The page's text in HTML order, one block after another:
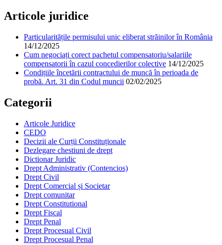
Articole juridice
Particularitățile permisului unic eliberat străinilor în România
14/12/2025
Cum negociați corect pachetul compensatoriu/salariile
compensatorii în cazul concedierilor colective 14/12/2025
Condițiile încetării contractului de muncă în perioada de
probă. Art. 31 din Codul muncii 02/02/2025
Categorii
Articole Juridice
CEDO
Decizii ale Curții Constituționale
Dezlegare chestiuni de drept
Dictionar Juridic
Drept Administrativ (Contencios)
Drept Civil
Drept Comercial și Societar
Drept comunitar
Drept Constitutional
Drept Fiscal
Drept Penal
Drept Procesual Civil
Drept Procesual Penal